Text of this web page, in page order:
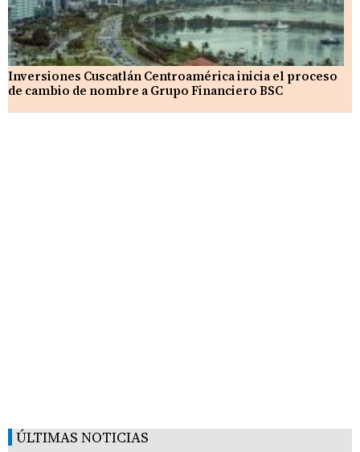
Inversiones Cuscatlán Centroamérica inicia el proceso
de cambio de nombre a Grupo Financiero BSC
ÚLTIMAS NOTICIAS